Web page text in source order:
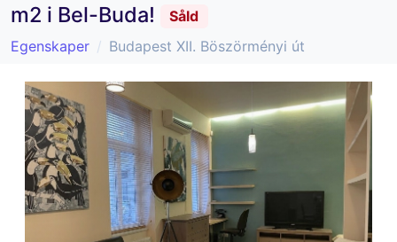
m2 i Bel-Buda!
Såld
Egenskaper
Budapest XII. Böszörményi út